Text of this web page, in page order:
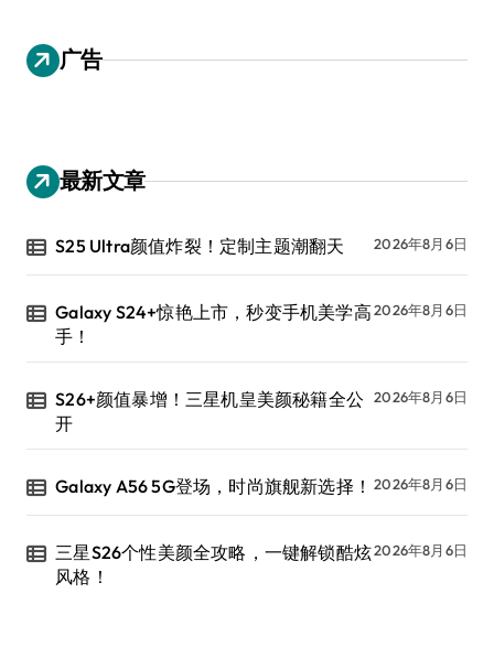
广告
最新文章
S25 Ultra颜值炸裂！定制主题潮翻天 2026年8月6日
Galaxy S24+惊艳上市，秒变手机美学高
手！
2026年8月6日
S26+颜值暴增！三星机皇美颜秘籍全公
开
2026年8月6日
Galaxy A56 5G登场，时尚旗舰新选择！ 2026年8月6日
三星S26个性美颜全攻略，一键解锁酷炫
风格！
2026年8月6日